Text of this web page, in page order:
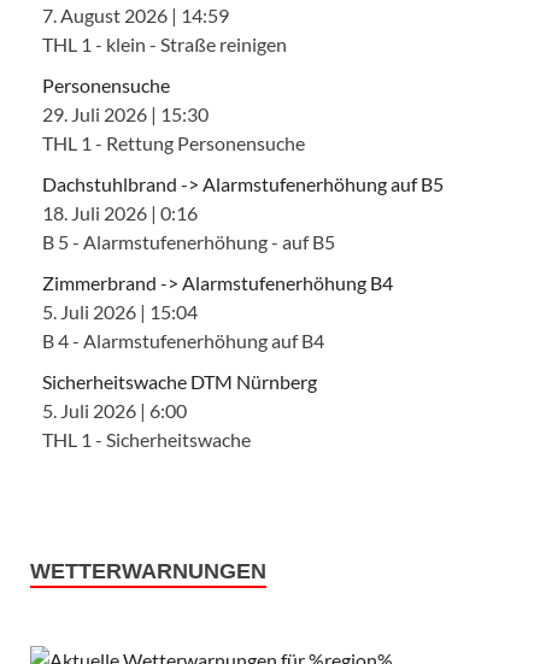
7. August 2026 | 14:59
THL 1 - klein - Straße reinigen
Personensuche
29. Juli 2026 | 15:30
THL 1 - Rettung Personensuche
Dachstuhlbrand -> Alarmstufenerhöhung auf B5
18. Juli 2026 | 0:16
B 5 - Alarmstufenerhöhung - auf B5
Zimmerbrand -> Alarmstufenerhöhung B4
5. Juli 2026 | 15:04
B 4 - Alarmstufenerhöhung auf B4
Sicherheitswache DTM Nürnberg
5. Juli 2026 | 6:00
THL 1 - Sicherheitswache
WETTERWARNUNGEN